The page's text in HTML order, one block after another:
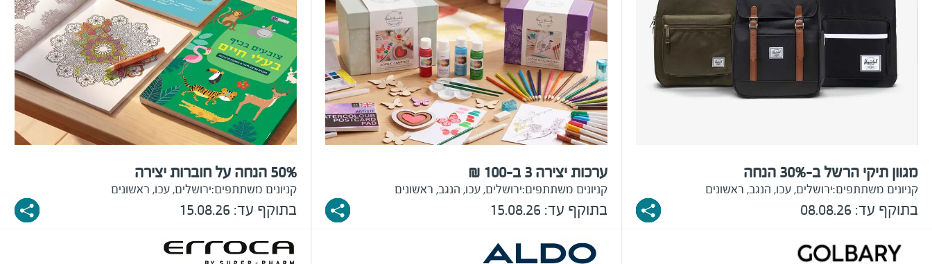
מגוון תיקי הרשל ב-30% הנחה
קניונים משתתפים:ירושלים, עכו, הנגב, ראשונים
בתוקף עד: 08.08.26
ערכות יצירה 3 ב-100 ₪
קניונים משתתפים:ירושלים, עכו, הנגב, ראשונים
בתוקף עד: 15.08.26
50% הנחה על חוברות יצירה
קניונים משתתפים:ירושלים, עכו, ראשונים
בתוקף עד: 15.08.26